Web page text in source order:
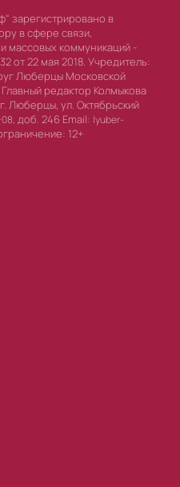
зарегистрировано в
в сфере связи,
массовых коммуникаций -
от 22 мая 2018. Учредитель:
Люберцы Московской
редактор Колмыкова
Люберцы, ул. Октябрьский
доб. 246 Email: lyuber-
12+